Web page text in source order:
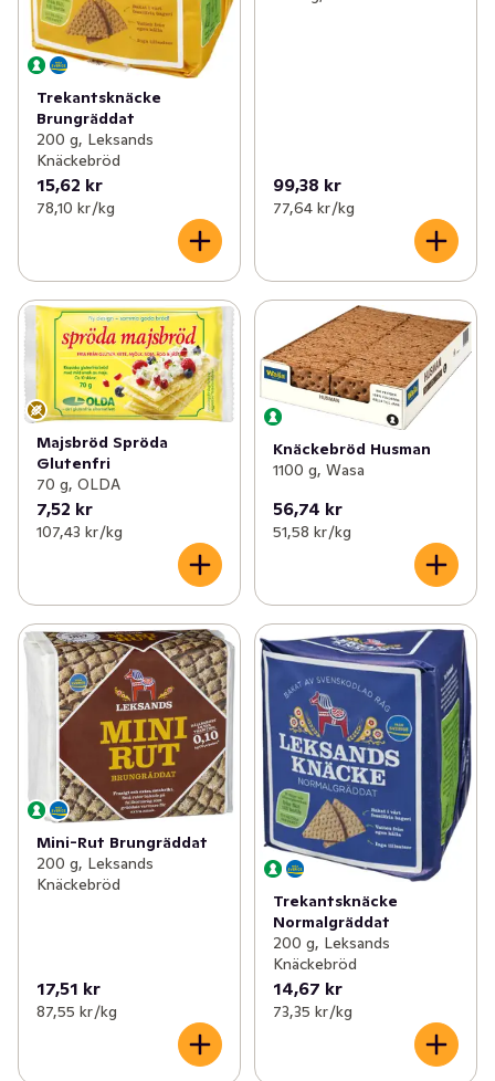
Trekantsknäcke
Brungräddat
200 g, Leksands
Knäckebröd
15,62 kr
78,10 kr /kg
99,38 kr
77,64 kr /kg
Majsbröd Spröda
Glutenfri
70 g, OLDA
7,52 kr
107,43 kr /kg
Knäckebröd Husman
1100 g, Wasa
56,74 kr
51,58 kr /kg
Mini-Rut Brungräddat
200 g, Leksands
Knäckebröd
17,51 kr
87,55 kr /kg
Trekantsknäcke
Normalgräddat
200 g, Leksands
Knäckebröd
14,67 kr
73,35 kr /kg